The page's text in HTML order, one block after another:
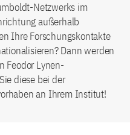
Netzwerks im
außerhalb
Ihre Forschungskontakte
Dann werden
Feodor Lynen-
diese bei der
an Ihrem Institut!